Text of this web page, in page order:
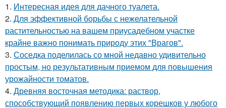
1. Интересная идея для дачного туалета.
2. Для эффективной борьбы с нежелательной
растительностью на вашем приусадебном участке
крайне важно понимать природу этих "Врагов".
3. Соседка поделилась со мной недавно удивительно
простым, но результативным приемом для повышения
урожайности томатов.
4. Древняя восточная методика: раствор,
способствующий появлению первых корешков у любого